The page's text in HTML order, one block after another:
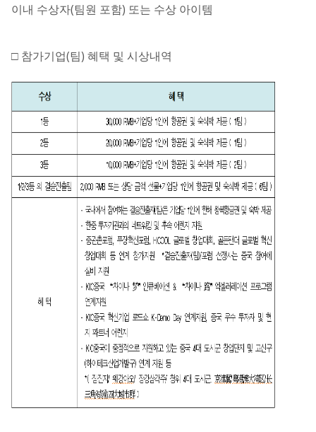
이내 수상자(팀원 포함) 또는 수상 아이템
□ 참가기업(팀) 혜택 및 시상내역